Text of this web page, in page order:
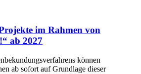
im Rahmen von
ab 2027
können
ab sofort auf Grundlage dieser